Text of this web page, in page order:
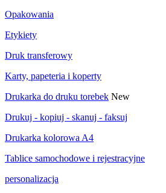
Opakowania
Etykiety
Druk transferowy
Karty, papeteria i koperty
Drukarka do druku torebek New
Drukuj - kopiuj - skanuj - faksuj
Drukarka kolorowa A4
Tablice samochodowe i rejestracyjne
personalizacja